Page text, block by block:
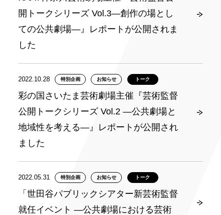
開トークシリーズ Vol.3―創作の場とし
ての公共劇場―』レポートが公開されま
した
2022.10.28 特別企画 お知らせ トーク
彩の国さいたま芸術劇場主催『芸術監督
公開トークシリーズ Vol.2 ―公共劇場と
地域性を考える―』レポートが公開され
ました
2022.05.31 特別企画 お知らせ トーク
「世田谷パブリックシアター新芸術監督
就任イベント ―公共劇場における芸術